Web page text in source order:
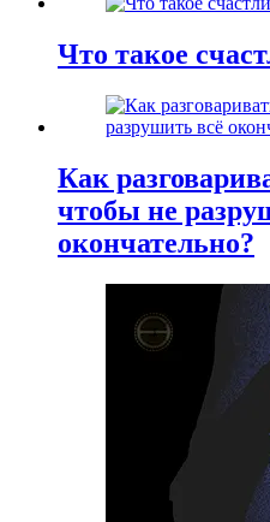
Что такое
Как
чтобы не
окончательно?